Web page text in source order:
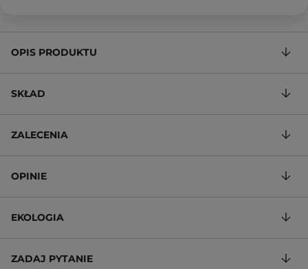
OPIS PRODUKTU
SKŁAD
ZALECENIA
OPINIE
EKOLOGIA
ZADAJ PYTANIE